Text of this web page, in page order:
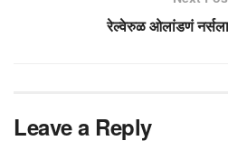
रेल्वेरुळ ओलांडणं
Leave a Reply